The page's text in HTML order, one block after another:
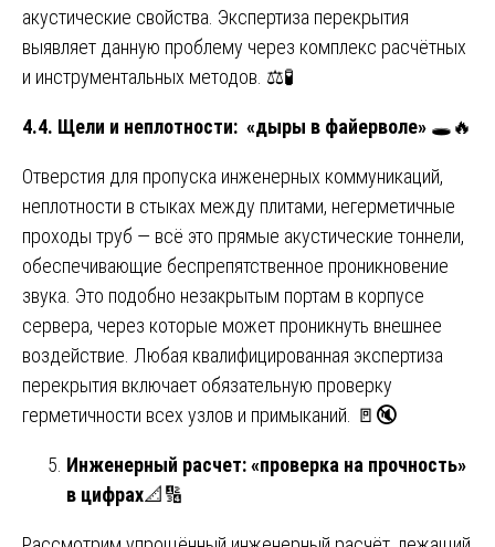
акустические свойства. Экспертиза перекрытия
выявляет данную проблему через комплекс расчётных
и инструментальных методов. ⚖️🧪
4.4. Щели и неплотности: «дыры в файерволе» 🕳️🔥
Отверстия для пропуска инженерных коммуникаций,
неплотности в стыках между плитами, негерметичные
проходы труб — всё это прямые акустические тоннели,
обеспечивающие беспрепятственное проникновение
звука. Это подобно незакрытым портам в корпусе
сервера, через которые может проникнуть внешнее
воздействие. Любая квалифицированная экспертиза
перекрытия включает обязательную проверку
герметичности всех узлов и примыканий. 🚪🔇
Инженерный расчет: «проверка на прочность»
в цифрах📐🔢